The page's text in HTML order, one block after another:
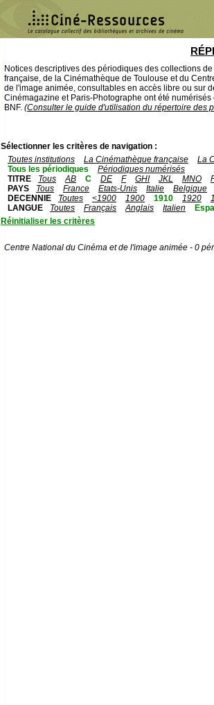
Notices descriptives des périodiques des collections
française, de la Cinémathèque de Toulouse et du
de l'image animée, consultables en accès libre ou sur
Cinémagazine et Paris-Photographe ont été
BNF. (Consulter le guide d'utilisation du répertoire des
Sélectionner les critères de navigation :
Toutes institutions
La Cinémathèque française La
Tous les périodiques
Périodiques numérisés
TITRE
Tous AB C DE F GHI JKL MNO
PAYS
Tous France Etats-Unis Italie Belgique
DECENNIE
Toutes <1900 1900 1910 1920
LANGUE
Toutes Français Anglais Italien
Réinitialiser les critères
Centre National du Cinéma et de l'image animée - 0